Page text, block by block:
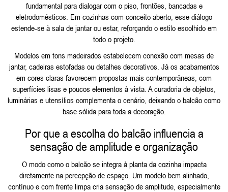
fundamental para dialogar com o piso, frontões, bancadas e
eletrodomésticos. Em cozinhas com conceito aberto, esse diálogo
estende‑se à sala de jantar ou estar, reforçando o estilo escolhido em
todo o projeto.
Modelos em tons madeirados estabelecem conexão com mesas de
jantar, cadeiras estofadas ou detalhes decorativos. Já os acabamentos
em cores claras favorecem propostas mais contemporâneas, com
superfícies lisas e poucos elementos à vista. A curadoria de objetos,
luminárias e utensílios complementa o cenário, deixando o balcão como
base sólida para toda a decoração.
Por que a escolha do balcão influencia a
sensação de amplitude e organização
O modo como o balcão se integra à planta da cozinha impacta
diretamente na percepção de espaço. Um modelo bem alinhado,
contínuo e com frente limpa cria sensação de amplitude, especialmente